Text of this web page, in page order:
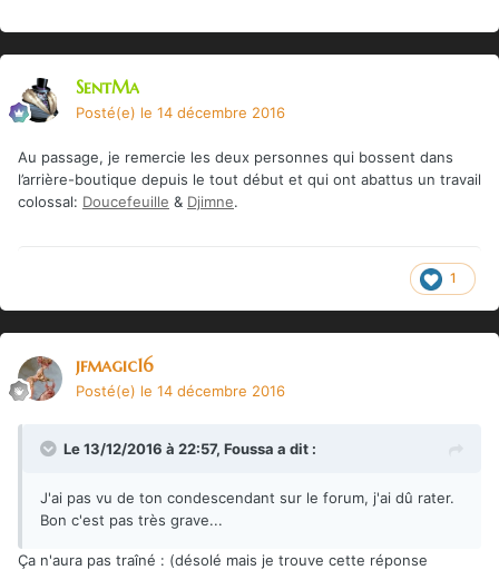
SentMa
Posté(e) le 14 décembre 2016
Au passage, je remercie les deux personnes qui bossent dans
l’arrière-boutique depuis le tout début et qui ont abattus un travail
colossal: Doucefeuille & Djimne.
1
jfmagic16
Posté(e) le 14 décembre 2016
Le 13/12/2016 à 22:57, Foussa a dit :
J'ai pas vu de ton condescendant sur le forum, j'ai dû rater.
Bon c'est pas très grave...
Ça n'aura pas traîné : (désolé mais je trouve cette réponse